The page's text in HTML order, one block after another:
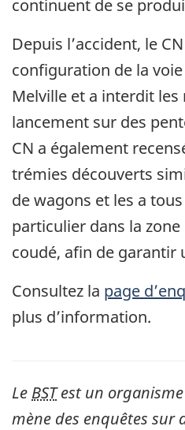
continuent de se
Depuis l’accident, le
configuration de la
Melville et a interdit
lancement sur des
CN a également
trémies découverts
de wagons et les a
particulier dans la
coudé, afin de garantir
Consultez la page
plus d’information.
Le BSTest un
mène des enquêtes sur